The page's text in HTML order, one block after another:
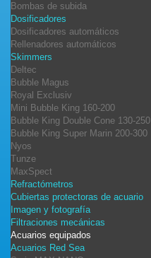
Bombas de subida
Dosificadores
Dosificadores automáticos
Rellenadores automáticos
Skimmers
Deltec
Bubble Magus
Royal Exclusiv
Mini Bubble King 160-200
Bubble King Double Cone 130-250
Bubble King Super Marin 200-300
Nyos
Tunze
MaxSpect
Refractómetros
Cubiertas protectoras de acuario
Imagen y fotografía
Filtraciones mecánicas
Acuarios equipados
Acuarios Red Sea